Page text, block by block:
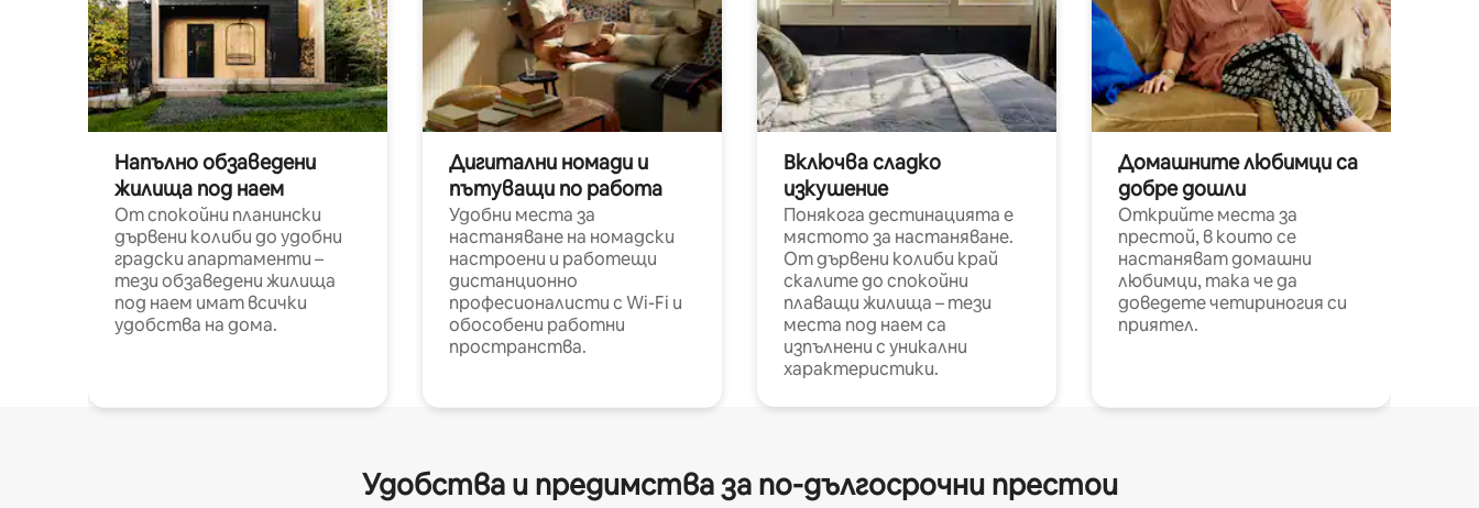
Напълно обзаведени
жилища под наем
От спокойни планински
дървени колиби до удобни
градски апартаменти –
тези обзаведени жилища
под наем имат всички
удобства на дома.
Дигитални номади и
пътуващи по работа
Удобни места за
настаняване на номадски
настроени и работещи
дистанционно
професионалисти с Wi-Fi и
обособени работни
пространства.
Включва сладко
изкушение
Понякога дестинацията е
мястото за настаняване.
От дървени колиби край
скалите до спокойни
плаващи жилища – тези
места под наем са
изпълнени с уникални
характеристики.
Домашните любимци са
добре дошли
Открийте места за
престой, в които се
настаняват домашни
любимци, така че да
доведете четириногия си
приятел.
Удобства и предимства за по-дългосрочни престои